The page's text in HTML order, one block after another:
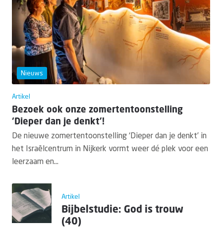
Doneer
Nieuws
Artikel
Bezoek ook onze zomertentoonstelling
‘Dieper dan je denkt’!
De nieuwe zomertentoonstelling ‘Dieper dan je denkt’ in
het Israëlcentrum in Nijkerk vormt weer dé plek voor een
leerzaam en...
Artikel
Bijbelstudie: God is trouw
(40)